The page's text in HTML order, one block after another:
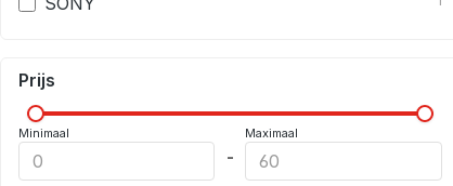
Prijs
Minimaal
-
Maximaal